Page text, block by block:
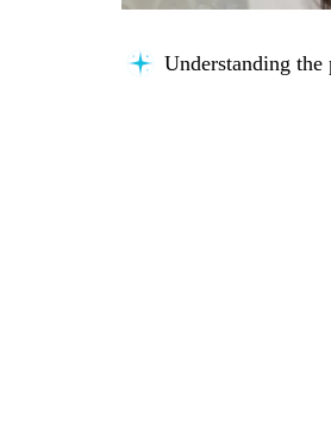
Understanding the